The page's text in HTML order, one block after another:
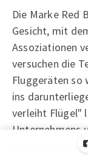
Die Marke Red
Gesicht, mit
Assoziationen
versuchen die
Fluggeräten so
ins
verleiht Flügel"
Unternehmens
Red Bull